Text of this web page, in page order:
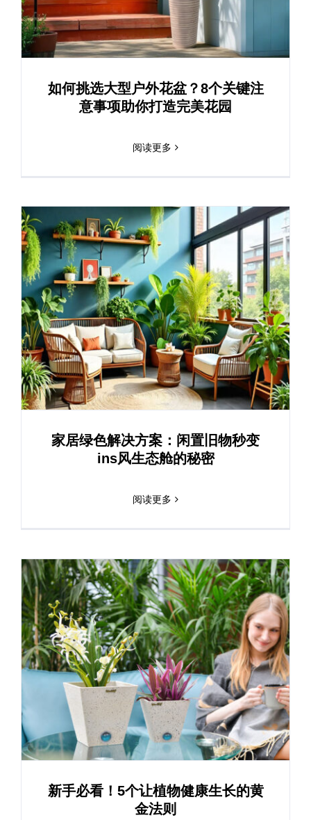
如何挑选大型户外花盆？8个关键注
意事项助你打造完美花园
阅读更多
家居绿色解决方案：闲置旧物秒变
ins风生态舱的秘密
阅读更多
新手必看！5个让植物健康生长的黄
金法则